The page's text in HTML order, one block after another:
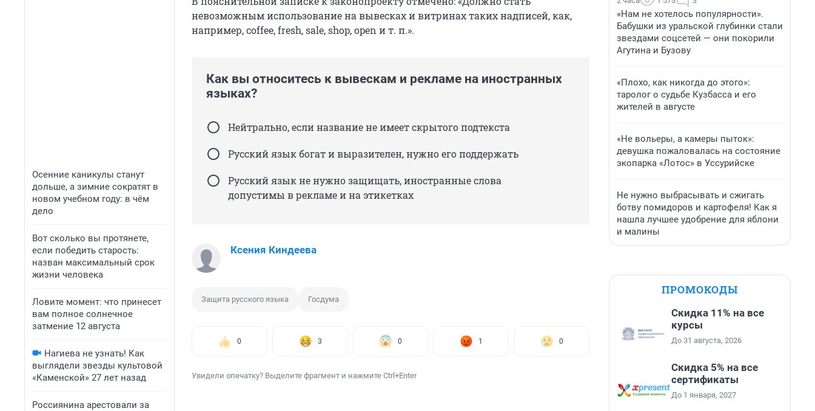
Осенние каникулы станут
дольше, а зимние сократят в
новом учебном году: в чём
дело
Вот сколько вы протянете,
если победить старость:
назван максимальный срок
жизни человека
Ловите момент: что принесет
вам полное солнечное
затмение 12 августа
Нагиева не узнать! Как
выглядели звезды культовой
«Каменской» 27 лет назад
Россиянина арестовали за
невозможным использование на вывесках и витринах таких надписей, как,
например, coffee, fresh, sale, shop, open и т. п.».
Как вы относитесь к вывескам и рекламе на иностранных
языках?
Нейтрально, если название не имеет скрытого подтекста
Русский язык богат и выразителен, нужно его поддержать
Русский язык не нужно защищать, иностранные слова
допустимы в рекламе и на этикетках
Ксения Киндеева
Защита русского языка Госдума
0 3 0 1 0
Увидели опечатку? Выделите фрагмент и нажмите Ctrl+Enter
«Нам не хотелось популярности».
Бабушки из уральской глубинки стали
звездами соцсетей — они покорили
Агутина и Бузову
«Плохо, как никогда до этого»:
таролог о судьбе Кузбасса и его
жителей в августе
«Не вольеры, а камеры пыток»:
девушка пожаловалась на состояние
экопарка «Лотос» в Уссурийске
Не нужно выбрасывать и сжигать
ботву помидоров и картофеля! Как я
нашла лучшее удобрение для яблони
и малины
ПРОМОКОДЫ
Скидка 11% на все
курсы
До 31 августа, 2026
Скидка 5% на все
сертификаты
До 1 января, 2027